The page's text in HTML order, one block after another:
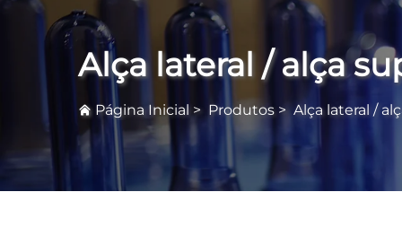
Alça lateral / alça
Página Inicial > Produtos >Alça lateral /